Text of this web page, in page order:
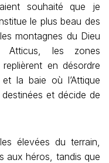
souhaité que je
le plus beau des
montagnes du Dieu
Atticus, les zones
en désordre
la baie où l’Attique
et décide de
élevées du terrain,
aux héros, tandis que